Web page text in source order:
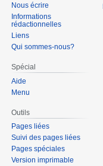
Nous écrire
Informations
rédactionnelles
Liens
Qui sommes-nous?
Spécial
Aide
Menu
Outils
Pages liées
Suivi des pages liées
Pages spéciales
Version imprimable